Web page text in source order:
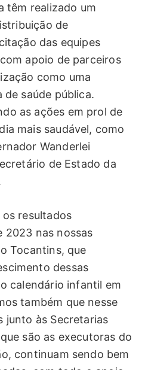
têm realizado um
de
das equipes
apoio de parceiros
como uma
saúde pública.
as ações em prol de
mais saudável, como
Wanderlei
de Estado da
os resultados
2023 nas nossas
Tocantins, que
dessas
calendário infantil em
também que nesse
junto às Secretarias
são as executoras do
continuam sendo bem